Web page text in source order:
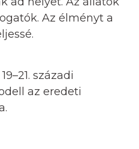
Az élményt a
századi
az eredeti